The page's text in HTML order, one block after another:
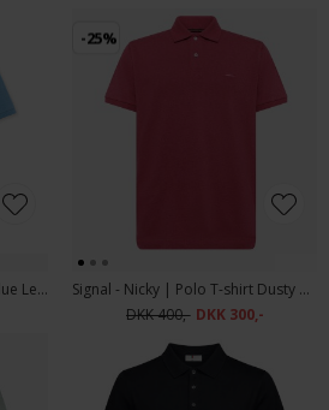
Signal - Nicky | Polo T-shirt Blue Legacy Mel
-25%
Signal - Nicky | Polo T-shirt Dusty Red Melange
DKK 400,- DKK 300,-